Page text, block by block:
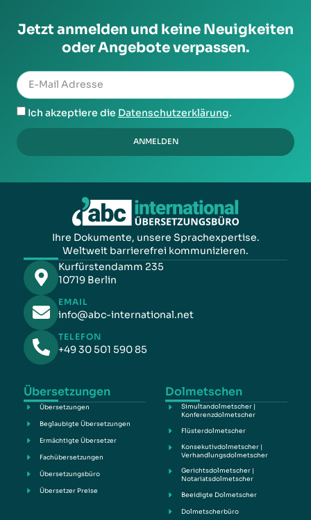
Jetzt anmelden und keine Neuigkeiten
oder Angebote verpassen.
Ich akzeptiere die Datenschutzerklärung.
ANMELDEN
Ihre Dokumente, unsere Sprachexpertise.
Weltweit barrierefrei kommunizieren.
Kurfürstendamm 235
10719 Berlin
EMAIL
info@abc-international.net
TELEFON
+49 30 501 590 85
Übersetzungen
Übersetzungen
Beglaubigte Übersetzungen
Ermächtigte Übersetzer
Fachübersetzungen
Übersetzungsbüro
Übersetzer Preise
Dolmetschen
Simultandolmetscher |
Konferenzdolmetscher
Flüsterdolmetscher
Konsekutivdolmetscher |
Verhandlungsdolmetscher
Gerichtsdolmetscher |
Notariatsdolmetscher
Beeidigte Dolmetscher
Dolmetscherbüro